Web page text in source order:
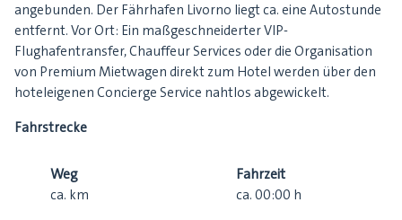
angebunden. Der Fährhafen Livorno liegt ca. eine Autostunde
entfernt. Vor Ort: Ein maßgeschneiderter VIP-
Flughafentransfer, Chauffeur Services oder die Organisation
von Premium Mietwagen direkt zum Hotel werden über den
hoteleigenen Concierge Service nahtlos abgewickelt.
Fahrstrecke
Weg
ca. km
Fahrzeit
ca. 00:00 h